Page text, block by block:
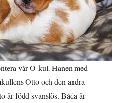
vår O-kull Hanen med
Otto och den andra
är född svanslös. Båda är